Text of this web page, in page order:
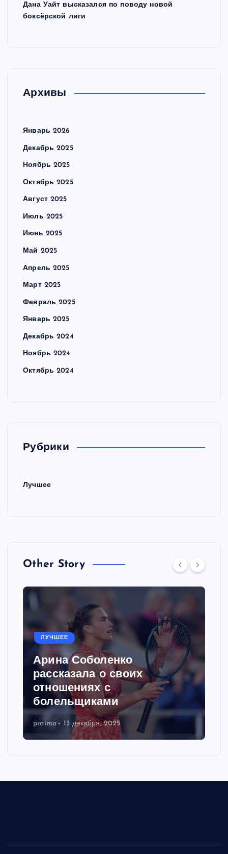
и
Дана Уайт высказался по поводу новой
боксёрской лиги
Архивы
Январь 2026
Декабрь 2025
Ноябрь 2025
Октябрь 2025
Август 2025
Июль 2025
Июнь 2025
Май 2025
Апрель 2025
Март 2025
Февраль 2025
Январь 2025
Декабрь 2024
Ноябрь 2024
Октябрь 2024
Рубрики
Лучшее
Other Story
ЛУЧШЕЕ
Арина Соболенко
рассказала о своих
отношениях с
болельщиками
praima 13 декабря, 2025